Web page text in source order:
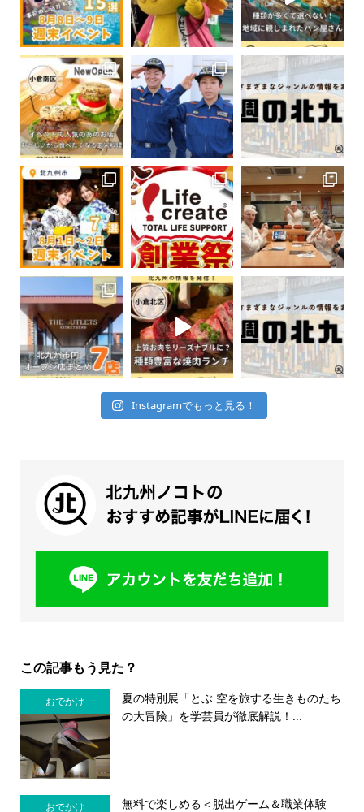
Instagramでもっと見る！
この記事もう見た？
おでかけ
夏の特別展「とぶ 空を旅する生きものたち
の大冒険」を学芸員が徹底解説！...
おでかけ 無料で楽しめる＜脱出ゲーム＆職業体験